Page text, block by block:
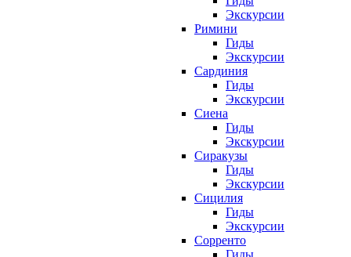
Экскурсии
Римини
Гиды
Экскурсии
Сардиния
Гиды
Экскурсии
Сиена
Гиды
Экскурсии
Сиракузы
Гиды
Экскурсии
Сицилия
Гиды
Экскурсии
Сорренто
Гиды